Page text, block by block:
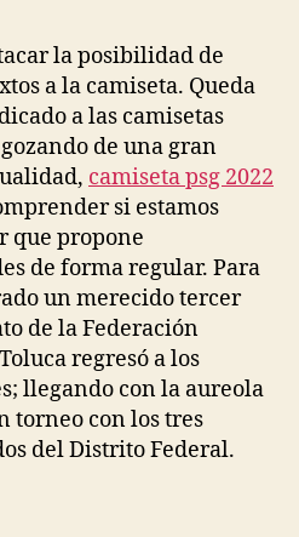
la posibilidad de
a la camiseta. Queda
a las camisetas
de una gran
camiseta psg 2022
si estamos
que propone
de forma regular. Para
un merecido tercer
de la Federación
regresó a los
llegando con la aureola
torneo con los tres
del Distrito Federal.